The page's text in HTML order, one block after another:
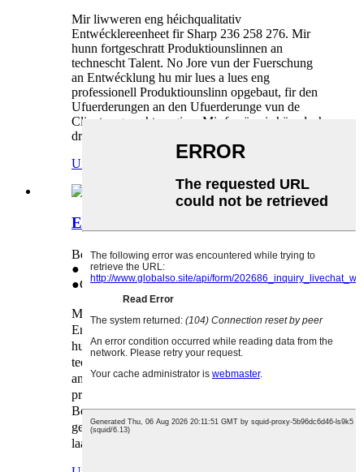
Mir liwweren eng héichqualitativ
Entwécklereenheet fir Sharp 236 258 276. Mir
hunn fortgeschratt Produktiounslinnen an
technescht Talent. No Jore vun der Fuerschung
an Entwécklung hu mir lues a lues eng
professionell Produktiounslinn opgebaut, fir den
Ufuerderungen an den Ufuerderunge vun de
Clienten gerecht ze ginn. Mir freeën eis häerzlech
drop, e laangfristege Partner mat Iech ze ginn!
Ufro
Entwécklereenheet fir Sharp AR 5316
Benotzt ginn an:Scharf AR 5316
● Direktverkaaf aus der Fabréck
●Genaue Matching
Mir liwweren eng héichqualitativ
Entwécklereenheet fir de Sharp AR 5316. Mir
hunn fortgeschratt Produktiounslinnen an
technescht Talent. No Jore vun der Fuerschung
an Entwécklung hu mir lues a lues eng
professionell Produktiounslinn opgebaut, fir de
Bedierfnesser an d'Ufuerderunge vun de Clienten
gerecht ze ginn. Mir freeën eis häerzlech drop, e
laangfristege Partner mat Iech ze ginn!